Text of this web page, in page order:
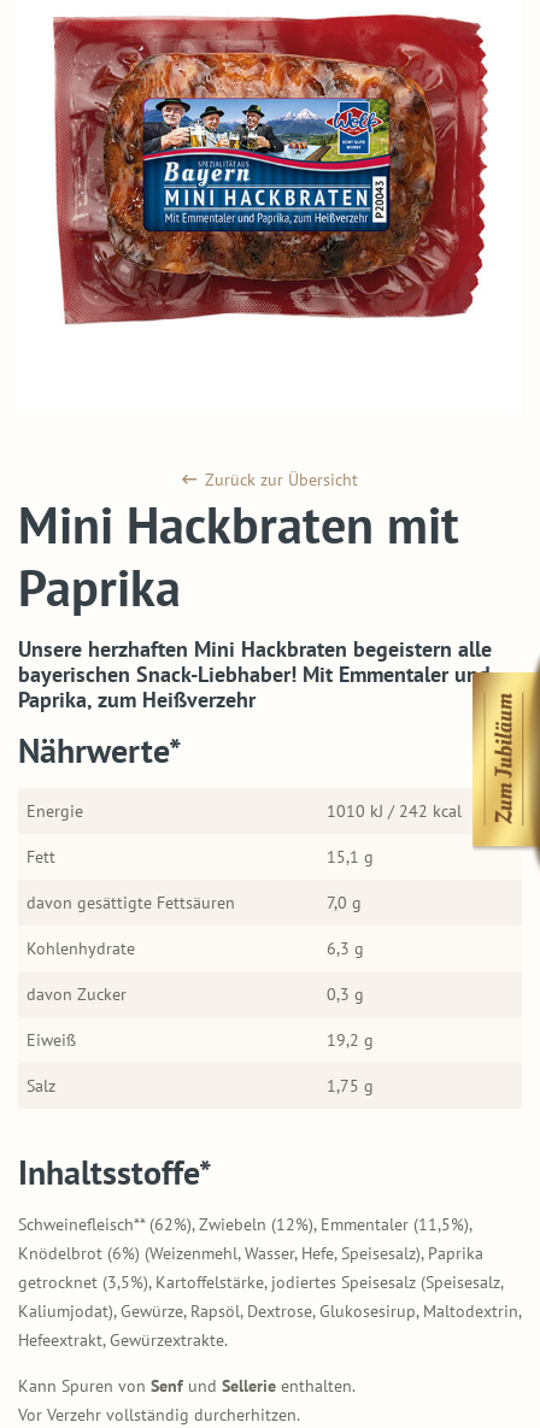
Zurück zur Übersicht
Mini Hackbraten mit
Paprika
Unsere herzhaften Mini Hackbraten begeistern alle
bayerischen Snack-Liebhaber! Mit Emmentaler und
Paprika, zum Heißverzehr
Nährwerte*
Energie 1010 kJ / 242 kcal
Fett 15,1 g
davon gesättigte Fettsäuren 7,0 g
Kohlenhydrate 6,3 g
davon Zucker 0,3 g
Eiweiß 19,2 g
Salz 1,75 g
Inhaltsstoffe*
Schweinefleisch** (62%), Zwiebeln (12%), Emmentaler (11,5%),
Knödelbrot (6%) (Weizenmehl, Wasser, Hefe, Speisesalz), Paprika
getrocknet (3,5%), Kartoffelstärke, jodiertes Speisesalz (Speisesalz,
Kaliumjodat), Gewürze, Rapsöl, Dextrose, Glukosesirup, Maltodextrin,
Hefeextrakt, Gewürzextrakte.
Kann Spuren von Senf und Sellerie enthalten.
Vor Verzehr vollständig durcherhitzen.